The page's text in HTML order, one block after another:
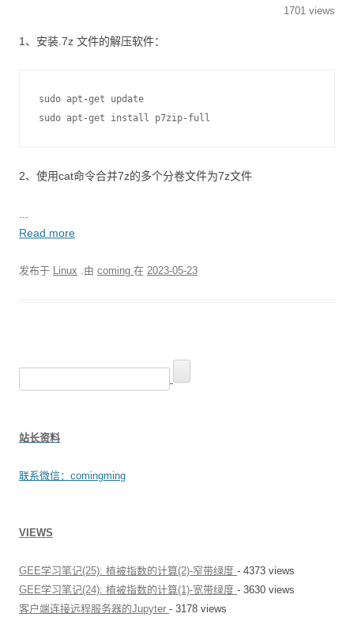
1701 views
1、安装.7z 文件的解压软件：
sudo apt-get update
2、使用cat命令合并7z的多个分卷文件为7z文件
Read more
发布于 Linux .由 coming 在 2023-05-23
搜
索
站长资料
联系微信：comingming
VIEWS
GEE学习笔记(25): 植被指数的计算(2)-窄带绿度 - 4373 views
GEE学习笔记(24): 植被指数的计算(1)-宽带绿度 - 3630 views
客户端连接远程服务器的Jupyter - 3178 views